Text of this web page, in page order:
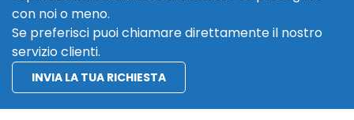
con noi o meno.
Se preferisci puoi chiamare direttamente il nostro
servizio clienti.
INVIA LA TUA RICHIESTA